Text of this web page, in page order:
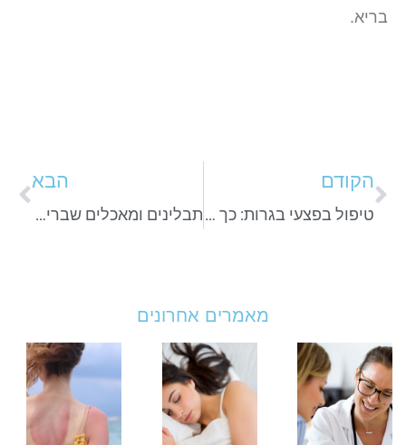
בריא.
הקודם
טיפול בפצעי בגרות: כך תגרמו להם להיעלם
הבא
תבלינים ומאכלים שבריאים לעור
מאמרים אחרונים